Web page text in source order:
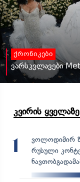
ქრონიკები
ვარსკვლავები
კვირის
1
ვოლოდიმირ
რუსული